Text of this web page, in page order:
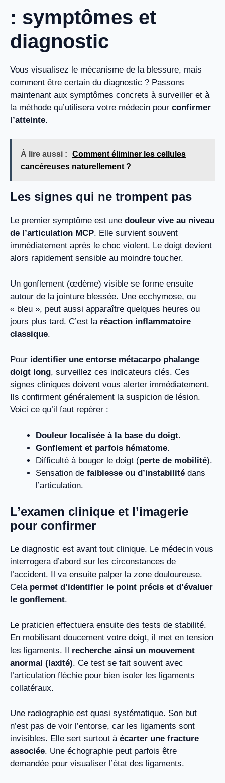
: symptômes et
diagnostic
Vous visualisez le mécanisme de la blessure, mais
comment être certain du diagnostic ? Passons
maintenant aux symptômes concrets à surveiller et à
la méthode qu’utilisera votre médecin pour confirmer
l’atteinte.
À lire aussi :
Comment éliminer les cellules
cancéreuses naturellement ?
Les signes qui ne trompent pas
Le premier symptôme est une douleur vive au niveau
de l’articulation MCP. Elle survient souvent
immédiatement après le choc violent. Le doigt devient
alors rapidement sensible au moindre toucher.
Un gonflement (œdème) visible se forme ensuite
autour de la jointure blessée. Une ecchymose, ou
« bleu », peut aussi apparaître quelques heures ou
jours plus tard. C’est la réaction inflammatoire
classique.
Pour identifier une entorse métacarpo phalange
doigt long, surveillez ces indicateurs clés. Ces
signes cliniques doivent vous alerter immédiatement.
Ils confirment généralement la suspicion de lésion.
Voici ce qu’il faut repérer :
Douleur localisée à la base du doigt.
Gonflement et parfois hématome.
Difficulté à bouger le doigt (perte de mobilité).
Sensation de faiblesse ou d’instabilité dans
l’articulation.
L’examen clinique et l’imagerie
pour confirmer
Le diagnostic est avant tout clinique. Le médecin vous
interrogera d’abord sur les circonstances de
l’accident. Il va ensuite palper la zone douloureuse.
Cela permet d’identifier le point précis et d’évaluer
le gonflement.
Le praticien effectuera ensuite des tests de stabilité.
En mobilisant doucement votre doigt, il met en tension
les ligaments. Il recherche ainsi un mouvement
anormal (laxité). Ce test se fait souvent avec
l’articulation fléchie pour bien isoler les ligaments
collatéraux.
Une radiographie est quasi systématique. Son but
n’est pas de voir l’entorse, car les ligaments sont
invisibles. Elle sert surtout à écarter une fracture
associée. Une échographie peut parfois être
demandée pour visualiser l’état des ligaments.